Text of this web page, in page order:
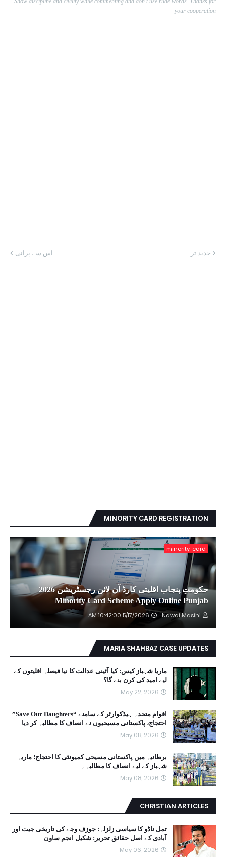
your cooperation
جدید تر اس سے پرانی
MINORITY CARD REGISTRATION
minority-card
حکومتِ پنجاب اقلیتی کارڈ آن لائن رجسٹریشن 2026
Minority Card Scheme Apply Online Punjab
Nawai Masihi
5/17/2026 10:42:00 AM
MARIA SHAHBAZ CASE UPDATES
ماریا شہباز کیس: کیا آئینی عدالت کا نیا فیصلہ اقلیتوں کے
لیے امید کی کرن بنے گا؟
May 22, 2026
اقوام متحدہ ہیڈکوارٹر کے سامنے “Save Our Daughters”
احتجاج، پاکستانی مسیحیوں نے انصاف کا مطالبہ کر دیا
May 08, 2026
برطانیہ میں پاکستانی مسیحی کمیونٹی کا احتجاج؛ ماریہ
شہباز کے لیے انصاف کا مطالبہ۔
May 08, 2026
CHRISTIAN ARTICLES
تمل ناڈو کا سیاسی زلزلہ: جوزف وجے کی تاریخی جیت اور
آبادی کے اصل حقائق تحریر: شکیل انجم ساون
May 06, 2026